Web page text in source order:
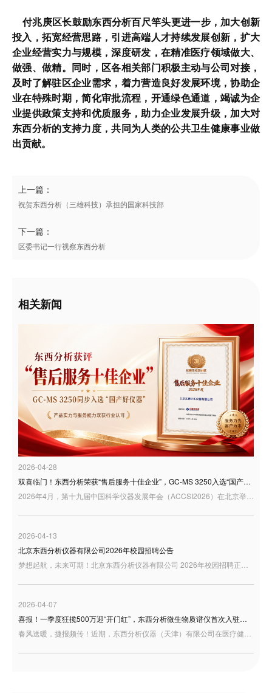
付兆庚区长鼓励东西分析百尺竿头更进一步，加大创新
投入，拓宽经营思路，引进高端人才持续发展创新，扩大
企业经营实力与规模，深度研发，在精准医疗领域做大、
做强、做精。
同时，区各相关部门积极主动与公司对接，
及时了解驻区企业需求，着力营造良好发展环境，协助企
业在特殊时期，简化审批流程，开通绿色通道，竭诚为企
业提供政策支持和优质服务，助力企业发展升级，加大对
东西分析的支持力度，共同为人类的公共卫生健康事业做
出贡献。
上一篇：
祝贺东西分析（三雄科技）承担的国家科技部
下一篇：
区委书记一行视察东西分析
相关新闻
2026-04-28
双喜临门！东西分析荣获“售后服务十佳企业”，GC-MS 3250入选“国产好仪器”
2026-04-13
北京东西分析仪器有限公司2026年校园招聘公告
2026-04-07
喜报！一季度狂揽500万迎“开门红”，东西分析微生物质谱仪首次入驻天津疾控！